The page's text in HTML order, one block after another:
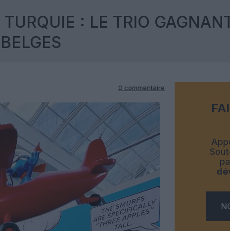
TURQUIE : LE TRIO
0 commentaire